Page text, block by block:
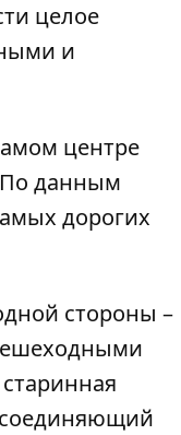
целое
и
центре
данным
дорогих
стороны –
соединяющий